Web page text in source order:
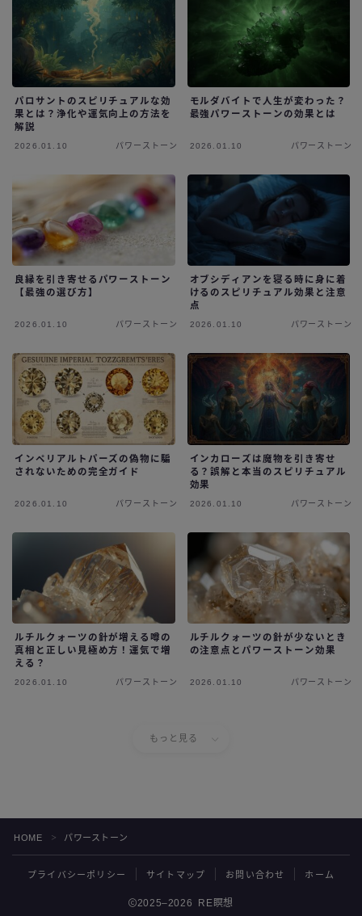
パロサントのスピリチュアルな効
果とは？浄化や運気向上の方法を
解説
2026.01.10 パワーストーン
モルダバイトで人生が変わった？
最強パワーストーンの効果とは
2026.01.10 パワーストーン
良縁を引き寄せるパワーストーン
【最強の選び方】
2026.01.10 パワーストーン
オブシディアンを寝る時に身に着
けるのスピリチュアル効果と注意
点
2026.01.10 パワーストーン
インペリアルトパーズの偽物に騙
されないための完全ガイド
2026.01.10 パワーストーン
インカローズは魔物を引き寄せ
る？誤解と本当のスピリチュアル
効果
2026.01.10 パワーストーン
ルチルクォーツの針が増える噂の
真相と正しい見極め方！運気で増
える？
2026.01.10 パワーストーン
ルチルクォーツの針が少ないとき
の注意点とパワーストーン効果
2026.01.10 パワーストーン
もっと見る
HOME ＞ パワーストーン
プライバシーポリシー サイトマップ お問い合わせ ホーム
2025–2026 RE瞑想